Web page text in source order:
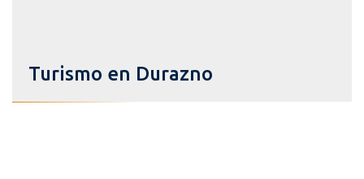
Turismo en Durazno